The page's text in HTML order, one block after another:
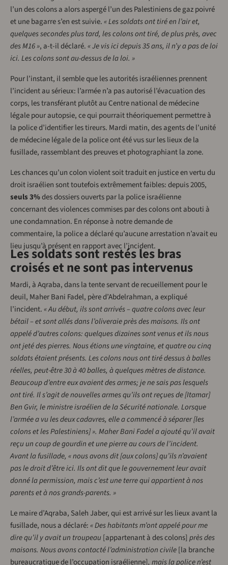
l’un des colons a alors aspergé l’un des Palestiniens de gaz poivré
et une bagarre s’en est suivie.« Les soldats ont tiré en l’air et,
quelques secondes plus tard, les colons ont tiré, de plus près, avec
des M16 », a-t-il déclaré.« Je vis ici depuis 35 ans, il n’y a pas de loi
ici. Les colons sont au-dessus de la loi. »
Pour l’instant, il semble que les autorités israéliennes prennent
l’incident au sérieux: l’armée n’a pas autorisé l’évacuation des
corps, les transférant plutôt au Centre national de médecine
légale pour autopsie, ce qui pourrait théoriquement permettre à
la police d’identifier les tireurs. Mardi matin, des agents de l’unité
de médecine légale de la police ont été vus sur les lieux de la
fusillade, rassemblant des preuves et photographiant la zone.
Les chances qu’un colon violent soit traduit en justice en vertu du
droit israélien sont toutefois extrêmement faibles: depuis 2005,
seuls 3%des dossiers ouverts par la police israélienne
concernant des violences commises par des colons ont abouti à
une condamnation. En réponse à notre demande de
commentaire, la police a déclaré qu’aucune arrestation n’avait eu
lieu jusqu’à présent en rapport avec l’incident.
Les soldats sont restés les bras
croisés et ne sont pas intervenus
Mardi, à Aqraba, dans la tente servant de recueillement pour le
deuil, Maher Bani Fadel, père d’Abdelrahman, a expliqué
l’incident.« Au début, ils sont arrivés – quatre colons avec leur
bétail – et sont allés dans l’oliveraie près des maisons. Ils ont
appelé d’autres colons: quelques dizaines sont venus et ils nous
ont jeté des pierres. Nous étions une vingtaine, et quatre ou cinq
soldats étaient présents. Les colons nous ont tiré dessus à balles
réelles, peut-être 30 à 40 balles, à quelques mètres de distance.
Beaucoup d’entre eux avaient des armes; je ne sais pas lesquels
ont tiré. Il s’agit de nouvelles armes qu’ils ont reçues de [Itamar]
Ben Gvir, le ministre israélien de la Sécurité nationale. Lorsque
l’armée a vu les deux cadavres, elle a commencé à séparer [les
colons et les Palestiniens] ». Maher Bani Fadel a ajouté qu’il avait
reçu un coup de gourdin et une pierre au cours de l’incident.
Avant la fusillade, « nous avons dit [aux colons] qu’ils n’avaient
pas le droit d’être ici. Ils ont dit que le gouvernement leur avait
donné la permission, mais c’est une terre qui appartient à nos
parents et à nos grands-parents. »
Le maire d’Aqraba, Saleh Jaber, qui est arrivé sur les lieux avant la
fusillade, nous a déclaré:« Des habitants m’ont appelé pour me
dire qu’il y avait un troupeau[appartenant à des colons] près des
maisons. Nous avons contacté l’administration civile[la branche
bureaucratique de l’occupation israélienne], mais la police n’est